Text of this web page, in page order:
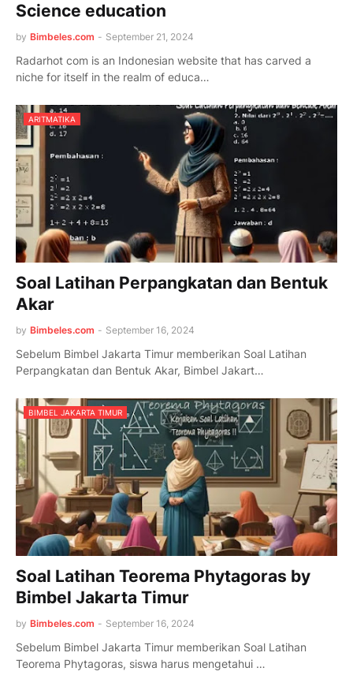
Science education
by Bimbeles.com - September 21, 2024
Radarhot com is an Indonesian website that has carved a
niche for itself in the realm of educa…
ARITMATIKA
Soal Latihan Perpangkatan dan Bentuk
Akar
by Bimbeles.com - September 16, 2024
Sebelum Bimbel Jakarta Timur memberikan Soal Latihan
Perpangkatan dan Bentuk Akar, Bimbel Jakart…
BIMBEL JAKARTA TIMUR
Soal Latihan Teorema Phytagoras by
Bimbel Jakarta Timur
by Bimbeles.com - September 16, 2024
Sebelum Bimbel Jakarta Timur memberikan Soal Latihan
Teorema Phytagoras, siswa harus mengetahui …